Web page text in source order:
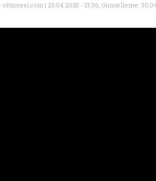
ofunsesi.com | 25.04.2025 - 13:56, Güncelleme: